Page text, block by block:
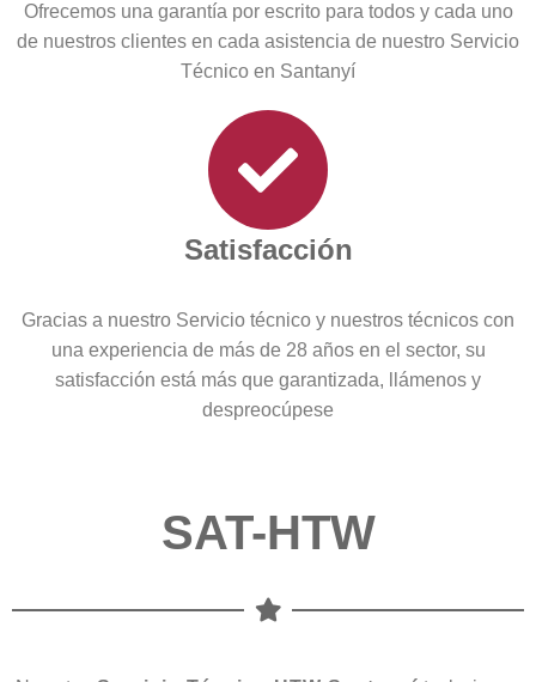
Ofrecemos una garantía por escrito para todos y cada uno
de nuestros clientes en cada asistencia de nuestro Servicio
Técnico en Santanyí
Satisfacción
Gracias a nuestro Servicio técnico y nuestros técnicos con
una experiencia de más de 28 años en el sector, su
satisfacción está más que garantizada, llámenos y
despreocúpese
SAT-HTW